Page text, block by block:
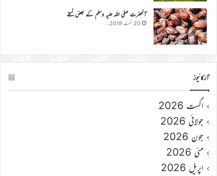
آنحضرت صلی اللہ علیہ وسلم کے بعض نسخے
20 اگست 2019ء
آرکائیوز
اگست 2026
جولائی 2026
جون 2026
مئی 2026
اپریل 2026